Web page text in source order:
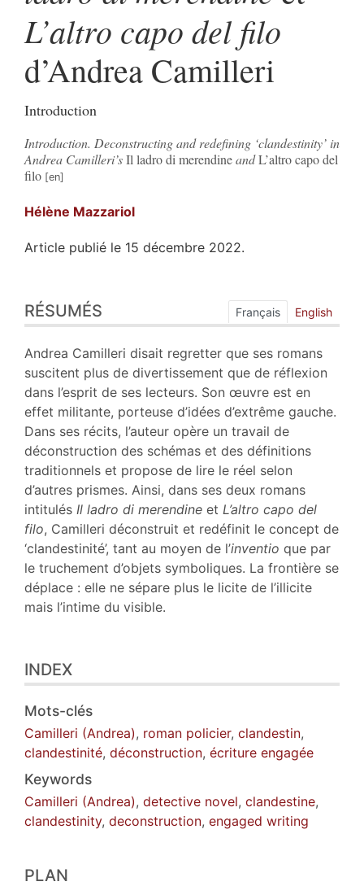
L’altro capo del filo
d’Andrea Camilleri
Introduction
Introduction. Deconstructing and redefining ‘clandestinity’ in
Andrea Camilleri’sIl ladro di merendineandL’altro capo del
filo
Hélène Mazzariol
Article publié le 15 décembre 2022.
Index
Plan
Texte
Bibliographie
Notes
Citer cet article
Auteur
RÉSUMÉS Français English
Andrea Camilleri disait regretter que ses romans
suscitent plus de divertissement que de réflexion
dans l’esprit de ses lecteurs. Son œuvre est en
effet militante, porteuse d’idées d’extrême gauche.
Dans ses récits, l’auteur opère un travail de
déconstruction des schémas et des définitions
traditionnels et propose de lire le réel selon
d’autres prismes. Ainsi, dans ses deux romans
intitulés Il ladro di merendine et L’altro capo del
filo, Camilleri déconstruit et redéfinit le concept de
‘clandestinité’, tant au moyen de l’inventio que par
le truchement d’objets symboliques. La frontière se
déplace : elle ne sépare plus le licite de l’illicite
mais l’intime du visible.
INDEX
Mots-clés
Camilleri (Andrea), roman policier, clandestin,
clandestinité, déconstruction, écriture engagée
Keywords
Camilleri (Andrea), detective novel, clandestine,
clandestinity, deconstruction, engaged writing
PLAN